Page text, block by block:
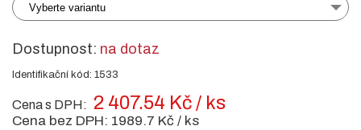
Vyberte variantu
Dostupnost: na dotaz
Identifikační kód: 1533
Cena s DPH: 2 407.54 Kč / ks
Cena bez DPH: 1989.7 Kč / ks